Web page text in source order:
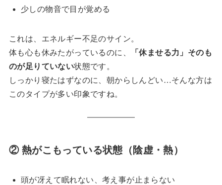
少しの物音で目が覚める
これは、エネルギー不足のサイン。
体も心も休みたがっているのに、
「休ませる力」そのも
のが足りていない状態です。
しっかり寝たはずなのに、朝からしんどい…そんな方は
このタイプが多い印象ですね。
② 熱がこもっている状態（陰虚・熱）
頭が冴えて眠れない、考え事が止まらない